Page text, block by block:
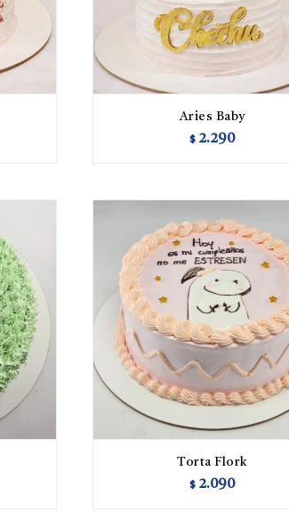
Aries Baby
$ 2.290
Torta Flork
$ 2.090